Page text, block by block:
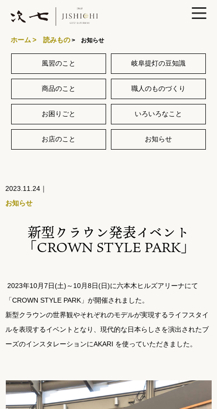
製品ラインナップ
あかりや次七について
オンラインショップ
ホーム > 読みもの > お知らせ
風習のこと 岐阜提灯の豆知識
商品のこと 職人のものづくり
お困りごと いろいろなこと
お店のこと お知らせ
2023.11.24｜
お知らせ
新型クラウン発表イベント
「CROWN STYLE PARK」
2023年10月7日(土)～10月8日(日)に六本木ヒルズアリーナにて
「CROWN STYLE PARK」が開催されました。
新型クラウンの世界観やそれぞれのモデルが実現するライフスタイ
ルを表現するイベントとなり、現代的な日本らしさを演出されたブ
ーズのインスタレーションにAKARI を使っていただきました。